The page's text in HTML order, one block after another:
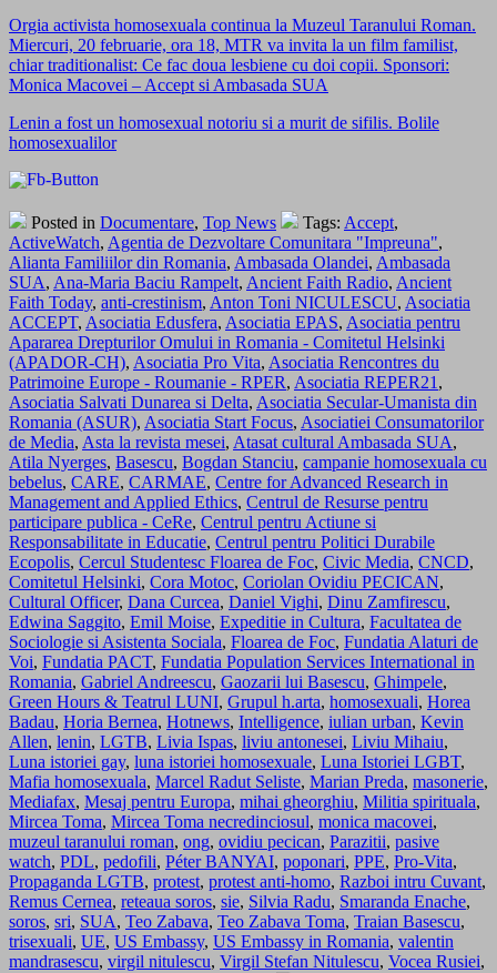
Orgia activista homosexuala continua la Muzeul Taranului Roman.
Miercuri, 20 februarie, ora 18, MTR va invita la un film familist,
chiar traditionalist: Ce fac doua lesbiene cu doi copii. Sponsori:
Monica Macovei – Accept si Ambasada SUA
Lenin a fost un homosexual notoriu si a murit de sifilis. Bolile
homosexualilor
Posted in Documentare, Top News Tags: Accept,
ActiveWatch, Agentia de Dezvoltare Comunitara "Impreuna",
Alianta Familiilor din Romania, Ambasada Olandei, Ambasada
SUA, Ana-Maria Baciu Rampelt, Ancient Faith Radio, Ancient
Faith Today, anti-crestinism, Anton Toni NICULESCU, Asociatia
ACCEPT, Asociatia Edusfera, Asociatia EPAS, Asociatia pentru
Apararea Drepturilor Omului in Romania - Comitetul Helsinki
(APADOR-CH), Asociatia Pro Vita, Asociatia Rencontres du
Patrimoine Europe - Roumanie - RPER, Asociatia REPER21 ,
Asociatia Salvati Dunarea si Delta, Asociatia Secular-Umanista din
Romania (ASUR), Asociatia Start Focus, Asociatiei Consumatorilor
de Media, Asta la revista mesei, Atasat cultural Ambasada SUA,
Atila Nyerges, Basescu, Bogdan Stanciu, campanie homosexuala cu
bebelus, CARE, CARMAE, Centre for Advanced Research in
Management and Applied Ethics, Centrul de Resurse pentru
participare publica - CeRe, Centrul pentru Actiune si
Responsabilitate in Educatie, Centrul pentru Politici Durabile
Ecopolis, Cercul Studentesc Floarea de Foc, Civic Media, CNCD,
Comitetul Helsinki, Cora Motoc, Coriolan Ovidiu PECICAN,
Cultural Officer, Dana Curcea, Daniel Vighi, Dinu Zamfirescu,
Edwina Saggito, Emil Moise, Expeditie in Cultura, Facultatea de
Sociologie si Asistenta Sociala, Floarea de Foc, Fundatia Alaturi de
Voi, Fundatia PACT, Fundatia Population Services International in
Romania, Gabriel Andreescu, Gaozarii lui Basescu, Ghimpele,
Green Hours & Teatrul LUNI, Grupul h.arta, homosexuali, Horea
Badau, Horia Bernea, Hotnews, Intelligence, iulian urban, Kevin
Allen, lenin, LGTB, Livia Ispas, liviu antonesei, Liviu Mihaiu,
Luna istoriei gay, luna istoriei homosexuale, Luna Istoriei LGBT,
Mafia homosexuala, Marcel Radut Seliste, Marian Preda, masonerie,
Mediafax, Mesaj pentru Europa, mihai gheorghiu, Militia spirituala,
Mircea Toma, Mircea Toma necredinciosul, monica macovei,
muzeul taranului roman, ong, ovidiu pecican, Parazitii, pasive
watch, PDL, pedofili, Péter BANYAI, poponari, PPE, Pro-Vita,
Propaganda LGTB, protest, protest anti-homo, Razboi intru Cuvant,
Remus Cernea, reteaua soros, sie, Silvia Radu, Smaranda Enache,
soros, sri, SUA, Teo Zabava, Teo Zabava Toma, Traian Basescu,
trisexuali, UE, US Embassy, US Embassy in Romania, valentin
mandrasescu, virgil nitulescu, Virgil Stefan Nitulescu, Vocea Rusiei,